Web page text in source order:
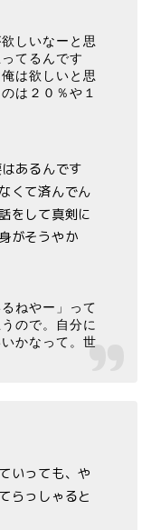
しいなーと思
てるんです
は欲しいと思
は２０％や１
あるんです
くて済んでん
をして真剣に
がそうやか
ねやー」って
ので。自分に
かなって。世
いっても、や
らっしゃると